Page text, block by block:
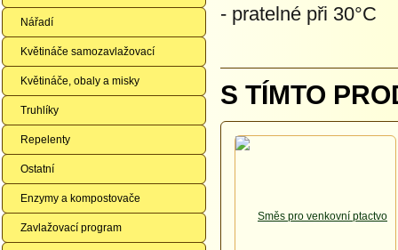
Nářadí
Květináče samozavlažovací
Květináče, obaly a misky
Truhlíky
Repelenty
Ostatní
Enzymy a kompostovače
Zavlažovací program
- pratelné při 30°C
S TÍMTO